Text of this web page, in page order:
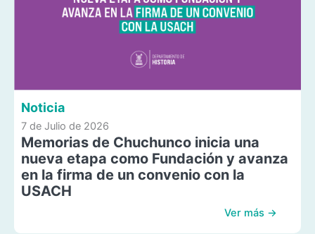
Noticia
7 de Julio de 2026
Memorias de Chuchunco inicia una
nueva etapa como Fundación y avanza
en la firma de un convenio con la
USACH
Ver más →